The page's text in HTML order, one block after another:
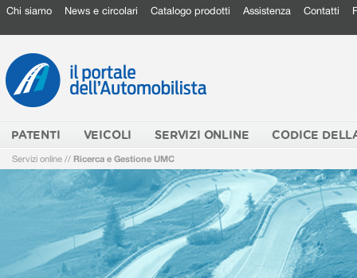
Chi siamo News e circolari Catalogo prodotti Assistenza Contatti
PATENTI VEICOLI SERVIZI ONLINE CODICE
Servizi online // Ricerca e Gestione UMC